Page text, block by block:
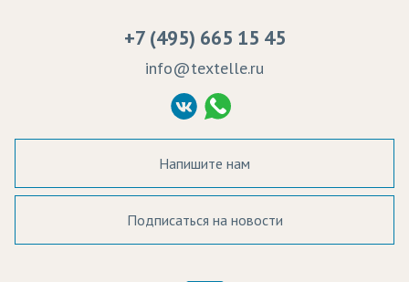
Судебные решения
Политика Конфиденциальности
Согласие на обработку ПД
+7 (495) 665 15 45
info@textelle.ru
Напишите нам
Подписаться на новости